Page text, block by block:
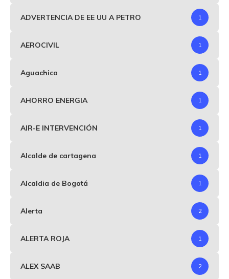
ADVERTENCIA DE EE UU A PETRO 1
AEROCIVIL 1
Aguachica 1
AHORRO ENERGIA 1
AIR-E INTERVENCIÓN 1
Alcalde de cartagena 1
Alcaldia de Bogotá 1
Alerta 2
ALERTA ROJA 1
ALEX SAAB 2